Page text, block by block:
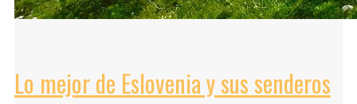
Lo mejor de Eslovenia y sus senderos